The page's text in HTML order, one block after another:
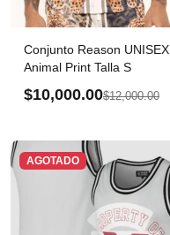
Conjunto Reason UNISEX
Animal Print Talla S
$10,000.00$12,000.00
AGOTADO